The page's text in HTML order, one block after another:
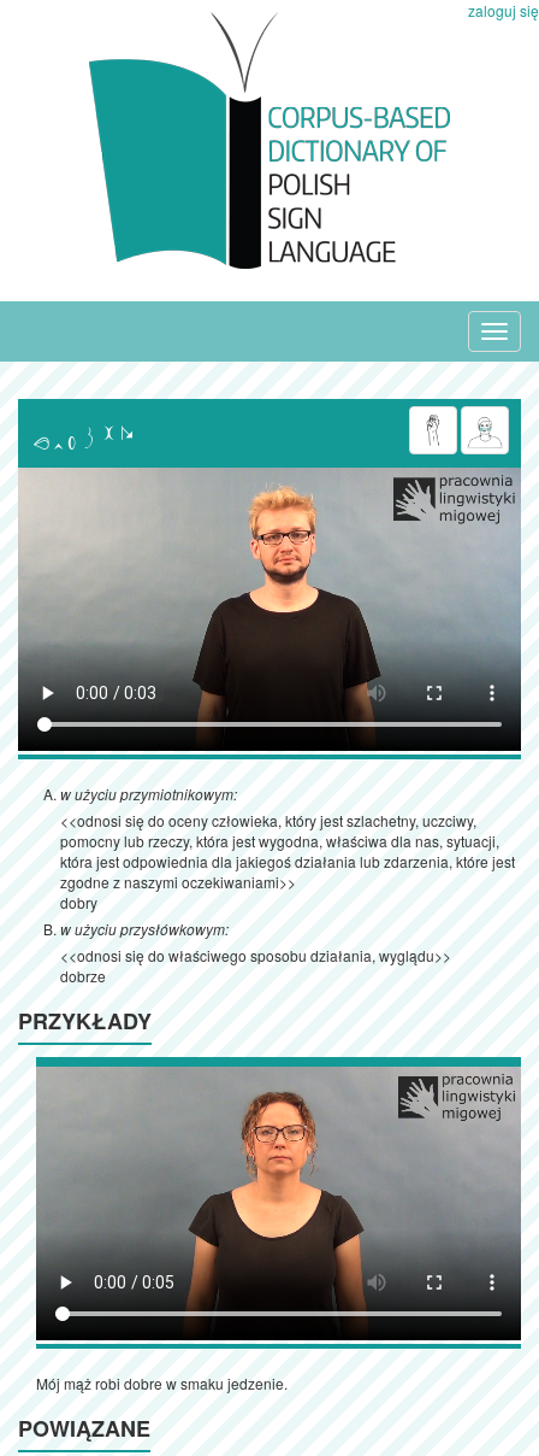
zaloguj się

w użyciu przymiotnikowym:
<<odnosi się do oceny człowieka, który jest szlachetny, uczciwy,
pomocny lub rzeczy, która jest wygodna, właściwa dla nas, sytuacji,
która jest odpowiednia dla jakiegoś działania lub zdarzenia, które jest
zgodne z naszymi oczekiwaniami>>
dobry
w użyciu przysłówkowym:
<<odnosi się do właściwego sposobu działania, wyglądu>>
dobrze
PRZYKŁADY
Mój mąż robi dobre w smaku jedzenie.
POWIĄZANE